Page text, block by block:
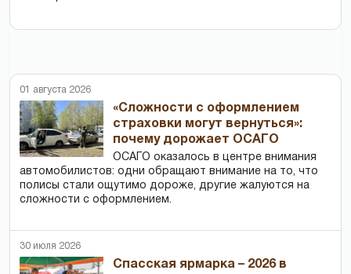
01 августа 2026
«Сложности с оформлением
страховки могут вернуться»:
почему дорожает ОСАГО
ОСАГО оказалось в центре внимания
автомобилистов: одни обращают внимание на то, что
полисы стали ощутимо дороже, другие жалуются на
сложности с оформлением.
30 июля 2026
Спасская ярмарка – 2026 в